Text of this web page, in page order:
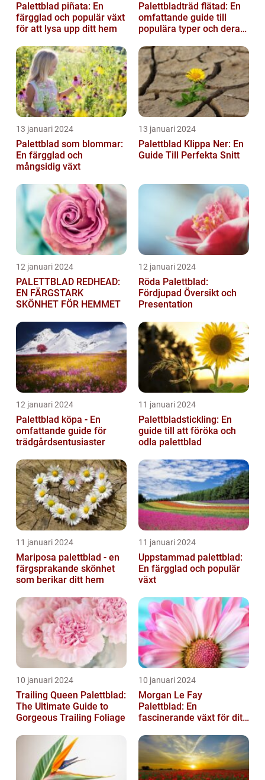
Palettblad piñata: En
färgglad och populär växt
för att lysa upp ditt hem
Palettbladträd flätad: En
omfattande guide till
populära typer och deras
13 januari 2024
Palettblad som blommar:
En färgglad och
mångsidig växt
13 januari 2024
Palettblad Klippa Ner: En
Guide Till Perfekta Snitt
12 januari 2024
PALETTBLAD REDHEAD:
EN FÄRGSTARK
SKÖNHET FÖR HEMMET
12 januari 2024
Röda Palettblad:
Fördjupad Översikt och
Presentation
12 januari 2024
Palettblad köpa - En
omfattande guide för
trädgårdsentusiaster
11 januari 2024
Palettbladstickling: En
guide till att föröka och
odla palettblad
11 januari 2024
Mariposa palettblad - en
färgsprakande skönhet
som berikar ditt hem
11 januari 2024
Uppstammad palettblad:
En färgglad och populär
växt
10 januari 2024
Trailing Queen Palettblad:
The Ultimate Guide to
Gorgeous Trailing Foliage
10 januari 2024
Morgan Le Fay
Palettblad: En
fascinerande växt för ditt